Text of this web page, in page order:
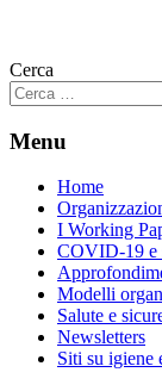
Cerca
Menu
Home
I Working
COVID-19 e
Modelli
Salute e
Newsletters
Siti su igiene